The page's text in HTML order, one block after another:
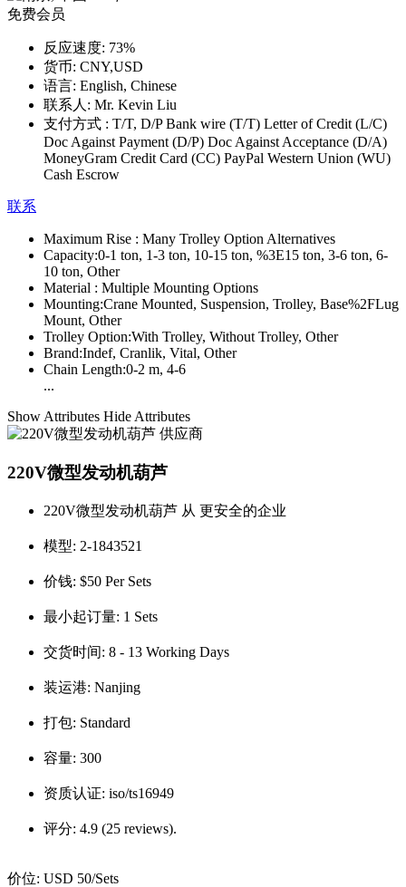
免费会员
反应速度: 73%
货币: CNY,USD
语言: English, Chinese
联系人: Mr. Kevin Liu
支付方式 : T/T, D/P Bank wire (T/T) Letter of Credit (L/C)
Doc Against Payment (D/P) Doc Against Acceptance (D/A)
MoneyGram Credit Card (CC) PayPal Western Union (WU)
Cash Escrow
联系
Maximum Rise : Many Trolley Option Alternatives
Capacity:0-1 ton, 1-3 ton, 10-15 ton, %3E15 ton, 3-6 ton, 6-
10 ton, Other
Material : Multiple Mounting Options
Mounting:Crane Mounted, Suspension, Trolley, Base%2FLug
Mount, Other
Trolley Option:With Trolley, Without Trolley, Other
Brand:Indef, Cranlik, Vital, Other
Chain Length:0-2 m, 4-6
...
Show Attributes Hide Attributes
220V微型发动机葫芦
220V微型发动机葫芦 从 更安全的企业
模型: 2-1843521
价钱: $50 Per Sets
最小起订量: 1 Sets
交货时间: 8 - 13 Working Days
装运港: Nanjing
打包: Standard
容量: 300
资质认证: iso/ts16949
评分: 4.9 (25 reviews).
价位: USD 50/Sets